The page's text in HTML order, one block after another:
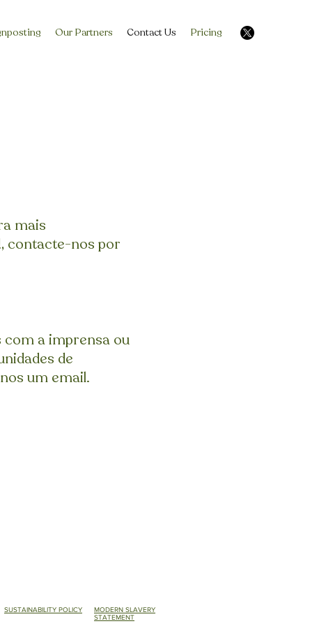
Our Partners Contact Us Pricing
mais
contacte-nos por
com a imprensa ou
de
um email.
SUSTAINABILITY POLICY
MODERN SLAVERY
STATEMENT